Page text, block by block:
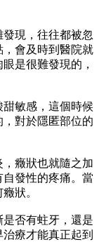
現，往往都被忽
會及時到醫院就
是很難發現的，
敏感，這個時候
對於隱匿部位的
癥狀也就隨之加
發性的疼痛。當
狀。
否有蛀牙，還是
療才能真正起到